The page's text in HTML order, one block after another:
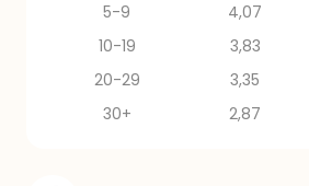
5-9
4,07
10-19
3,83
20-29
3,35
30+
2,87